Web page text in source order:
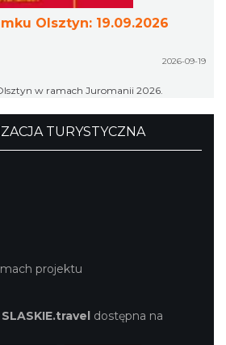
Olsztyn: 19.09.2026
2026-09-19
w ramach Juromanii 2026.
TURYSTYCZNA
projektu
SLASKIE.travel dostępna na